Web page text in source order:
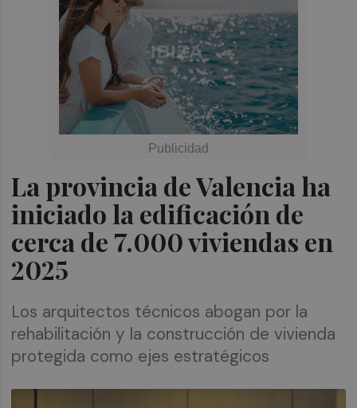
La provincia de Valencia ha
iniciado la edificación de
cerca de 7.000 viviendas en
2025
Los arquitectos técnicos abogan por la
rehabilitación y la construcción de vivienda
protegida como ejes estratégicos